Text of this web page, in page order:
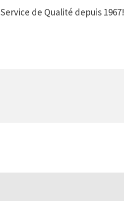
Service de Qualité depuis 1967!